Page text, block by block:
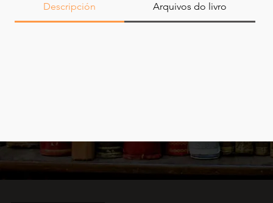
Descripción Arquivos do livro